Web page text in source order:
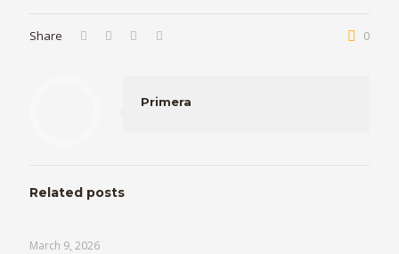
Share 0
Primera
Related posts
March 9, 2026